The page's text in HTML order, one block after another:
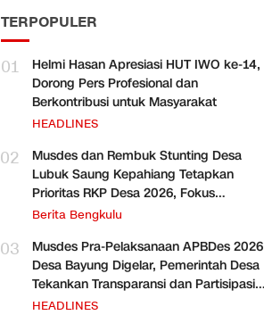
TERPOPULER
01
Helmi Hasan Apresiasi HUT IWO ke-14,
Dorong Pers Profesional dan
Berkontribusi untuk Masyarakat
HEADLINES
02
Musdes dan Rembuk Stunting Desa
Lubuk Saung Kepahiang Tetapkan
Prioritas RKP Desa 2026, Fokus
Infrastruktur dan Penurunan Stunting
Berita Bengkulu
03
Musdes Pra-Pelaksanaan APBDes 2026
Desa Bayung Digelar, Pemerintah Desa
Tekankan Transparansi dan Partisipasi
Warga
HEADLINES